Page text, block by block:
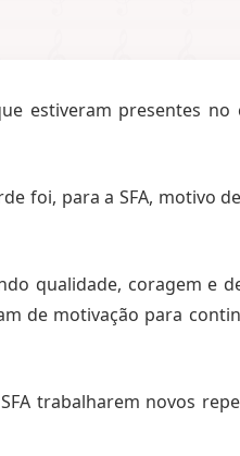
estiveram presentes no
foi, para a SFA, motivo
qualidade, coragem e
de motivação para
trabalharem novos